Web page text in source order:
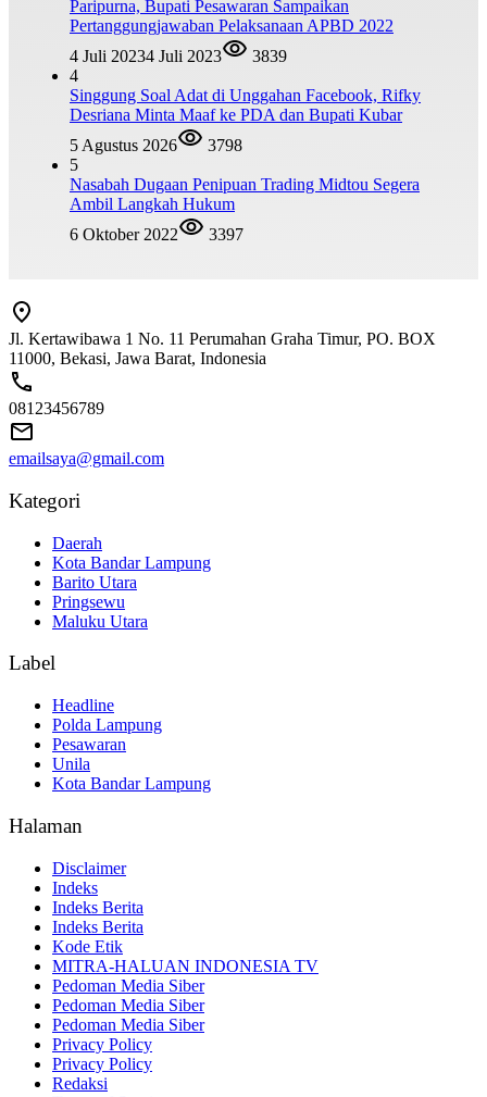
Paripurna, Bupati Pesawaran Sampaikan
Pertanggungjawaban Pelaksanaan APBD 2022
4 Juli 20234 Juli 2023
3839
4
Singgung Soal Adat di Unggahan Facebook, Rifky
Desriana Minta Maaf ke PDA dan Bupati Kubar
5 Agustus 2026
3798
5
Nasabah Dugaan Penipuan Trading Midtou Segera
Ambil Langkah Hukum
6 Oktober 2022
3397
Jl. Kertawibawa 1 No. 11 Perumahan Graha Timur, PO. BOX
11000, Bekasi, Jawa Barat, Indonesia
08123456789
emailsaya@gmail.com
Kategori
Daerah
Kota Bandar Lampung
Barito Utara
Pringsewu
Maluku Utara
Label
Headline
Polda Lampung
Pesawaran
Unila
Kota Bandar Lampung
Halaman
Disclaimer
Indeks
Indeks Berita
Indeks Berita
Kode Etik
MITRA-HALUAN INDONESIA TV
Pedoman Media Siber
Pedoman Media Siber
Pedoman Media Siber
Privacy Policy
Privacy Policy
Redaksi